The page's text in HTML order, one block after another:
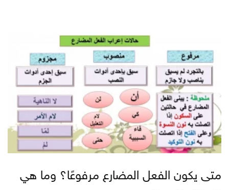
متى يكون الفعل المضارع مرفوعًا؟ وما هي